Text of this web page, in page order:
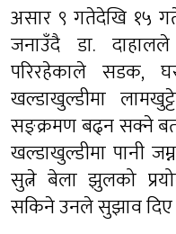
असार ९ गतेदेखि १५
जनाउँदै डा.
परिरहेकाले सडक,
खल्डाखुल्डीमा
सङ्क्रमण बढ्न सक्ने
खल्डाखुल्डीमा पानी
सुत्ने बेला झुलको
सकिने उनले सुझाव दिए